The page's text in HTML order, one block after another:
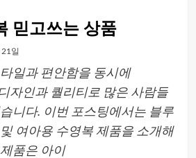
믿고쓰는 상품
일
일과 편안함을 동시에
자인과 퀄리티로 많은 사람들
니다. 이번 포스팅에서는 블루
여아용 수영복 제품을 소개해
품은 아이